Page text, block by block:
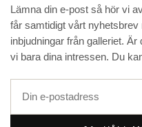
Lämna din e-post så hör vi
får samtidigt vårt
inbjudningar från galleriet.
vi bara dina intressen. Du